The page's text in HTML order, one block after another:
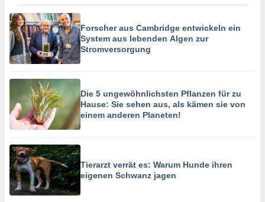
Forscher aus Cambridge entwickeln ein
System aus lebenden Algen zur
Stromversorgung
Die 5 ungewöhnlichsten Pflanzen für zu
Hause: Sie sehen aus, als kämen sie von
einem anderen Planeten!
Tierarzt verrät es: Warum Hunde ihren
eigenen Schwanz jagen